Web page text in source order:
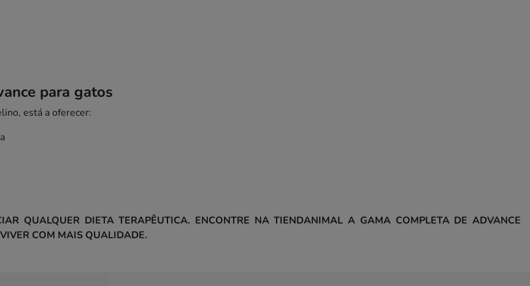
para gatos
está a oferecer:
QUALQUER DIETA TERAPÊUTICA. ENCONTRE NA TIENDANIMAL A GAMA COMPLETA DE ADVANCE
COM MAIS QUALIDADE.